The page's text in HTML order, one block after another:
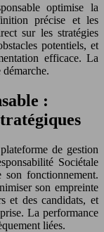
optimise la
précise et les
sur les stratégies
potentiels, et
efficace. La
:
de gestion
Sociétale
fonctionnement.
son empreinte
et des candidats, et
La performance
liées.